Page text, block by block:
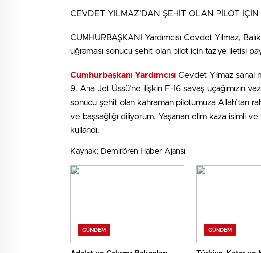
CEVDET YILMAZ’DAN ŞEHİT OLAN PİLOT İÇİN
CUMHURBAŞKANI Yardımcısı Cevdet Yılmaz,
uğraması sonucu şehit olan pilot için taziye iletisi
Cumhurbaşkanı Yardımcısı Cevdet Yılmaz sanal
9. Ana Jet Üssü’ne ilişkin F-16 savaş uçağımızın
sonucu şehit olan kahraman pilotumuza Allah’tan
ve başsağlığı diliyorum. Yaşanan elim kaza isimli
kullandı.
Kaynak: Demirören Haber Ajansı
GÜNDEM GÜNDEM